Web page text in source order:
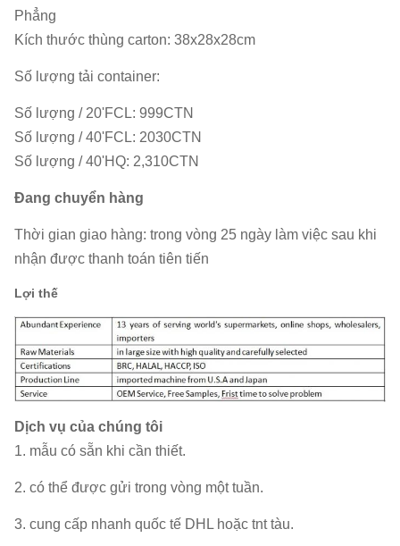
Phẳng
Kích thước thùng carton: 38x28x28cm
Số lượng tải container:
Số lượng / 20'FCL: 999CTN
Số lượng / 40'FCL: 2030CTN
Số lượng / 40'HQ: 2,310CTN
Đang chuyển hàng
Thời gian giao hàng: trong vòng 25 ngày làm việc sau khi
nhận được thanh toán tiên tiến
Lợi thế
Dịch vụ của chúng tôi
1. mẫu có sẵn khi cần thiết.
2. có thể được gửi trong vòng một tuần.
3. cung cấp nhanh quốc tế DHL hoặc tnt tàu.